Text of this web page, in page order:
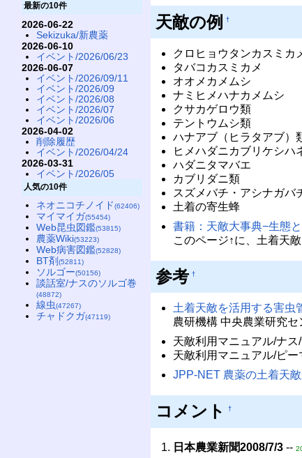
天敵の例 †
クロヒョウタンカスミカ
タバコカスミカメ
オオメカメムシ
ナミヒメハナカメムシ
クサカゲロウ類
テントウムシ類
ハナアブ（ヒラタアブ）
ヒメハダニカブリケシハ
ハダニタマバエ
カブリダニ類
スズメバチ・アシナガバ
土着の寄生蜂
書籍：天敵大事典−生態
このページ↑に、土着天
参考 †
土着天敵を活用する害虫
農研機構 中央農業研究
天敵利用マニュアル/ナス
天敵利用マニュアル/ピー
JPP-NET 農薬の土着天
コメント †
日本農業新聞2008/7/3--
最新の10件
2026-06-22
Sekizuka/新農薬
2026-06-10
イベント/2026/06/23
2026-06-07
イベント/2026/09/11
イベント/2026/09
イベント/2026/08
イベント/2026/07
イベント/2026/06
2026-04-02
削除履歴
イベント/2026/04/24
2026-03-31
イベント/2026/05
人気の10件
ネオニコチノイド(62406)
マイマイガ(55454)
Web昆虫図鑑(53815)
農薬Wiki(53223)
Web病害図鑑(52828)
BT剤(52811)
ソルゴー(50156)
談話室/ナスのソルゴ巻
(48872)
線虫(47267)
チャドクガ(47119)